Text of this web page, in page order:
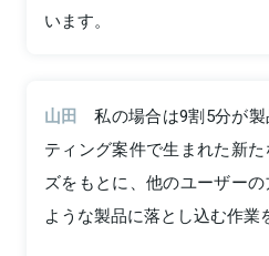
います。
山田
私の場合は9割5分が
ティング案件で生まれた新
ズをもとに、他のユーザー
ような製品に落とし込む作業